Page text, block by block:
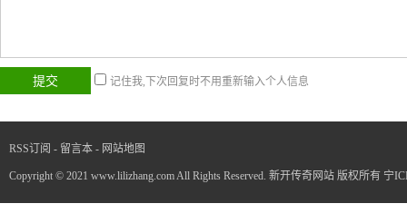
记住我,下次回复时不用重新输入个人信息
RSS订阅 - 留言本 - 网站地图
Copyright © 2021 www.lilizhang.com All Rights Reserved. 新开传奇网站 版权所有 宁